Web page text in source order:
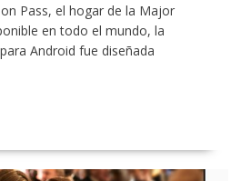
Pass, el hogar de la Major
en todo el mundo, la
Android fue diseñada